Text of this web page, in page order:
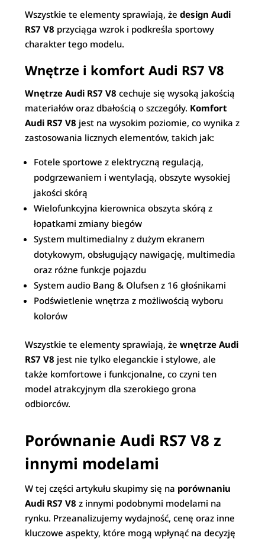
Wszystkie te elementy sprawiają, żedesign Audi
RS7 V8 przyciąga wzrok i podkreśla sportowy
charakter tego modelu.
Wnętrze i komfort Audi RS7 V8
Wnętrze Audi RS7 V8 cechuje się wysoką jakością
materiałów oraz dbałością o szczegóły. Komfort
Audi RS7 V8 jest na wysokim poziomie, co wynika z
zastosowania licznych elementów, takich jak:
Fotele sportowe z elektryczną regulacją,
podgrzewaniem i wentylacją, obszyte wysokiej
jakości skórą
Wielofunkcyjna kierownica obszyta skórą z
łopatkami zmiany biegów
System multimedialny z dużym ekranem
dotykowym, obsługujący nawigację, multimedia
oraz różne funkcje pojazdu
System audio Bang & Olufsen z 16 głośnikami
Podświetlenie wnętrza z możliwością wyboru
kolorów
Wszystkie te elementy sprawiają, żewnętrze Audi
RS7 V8 jest nie tylko eleganckie i stylowe, ale
także komfortowe i funkcjonalne, co czyni ten
model atrakcyjnym dla szerokiego grona
odbiorców.
Porównanie Audi RS7 V8 z
innymi modelami
W tej części artykułu skupimy się na porównaniu
Audi RS7 V8 z innymi podobnymi modelami na
rynku. Przeanalizujemy wydajność, cenę oraz inne
kluczowe aspekty, które mogą wpłynąć na decyzję